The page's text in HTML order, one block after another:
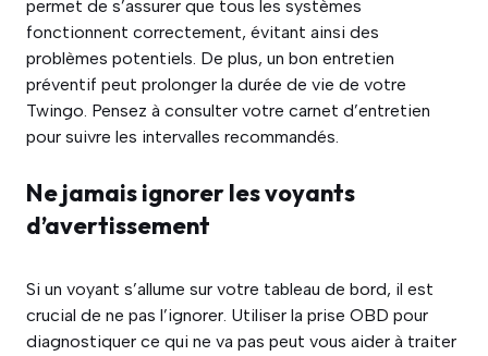
permet de s’assurer que tous les systèmes
fonctionnent correctement, évitant ainsi des
problèmes potentiels. De plus, un bon entretien
préventif peut prolonger la durée de vie de votre
Twingo. Pensez à consulter votre carnet d’entretien
pour suivre les intervalles recommandés.
Ne jamais ignorer les voyants
d’avertissement
Si un voyant s’allume sur votre tableau de bord, il est
crucial de ne pas l’ignorer. Utiliser la prise OBD pour
diagnostiquer ce qui ne va pas peut vous aider à traiter